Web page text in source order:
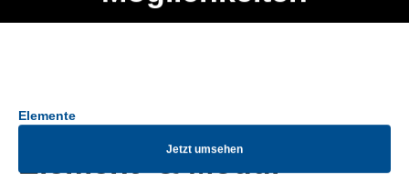
Jetzt umsehen
Elemente
Element- & Modul-